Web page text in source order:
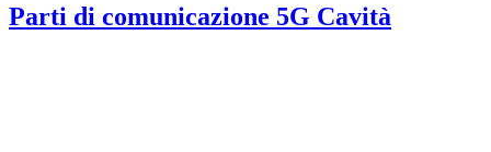
Parti di comunicazione 5G Cavità